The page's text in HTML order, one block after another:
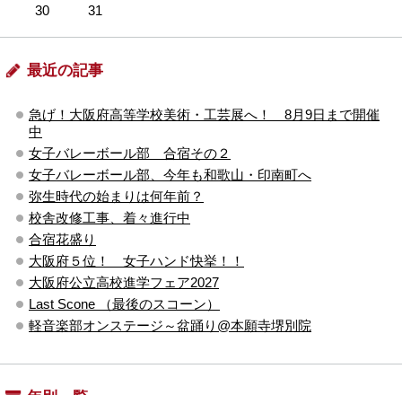
30
31
最近の記事
急げ！大阪府高等学校美術・工芸展へ！ 8月9日まで開催
中
女子バレーボール部 合宿その２
女子バレーボール部、今年も和歌山・印南町へ
弥生時代の始まりは何年前？
校舎改修工事、着々進行中
合宿花盛り
大阪府５位！ 女子ハンド快挙！！
大阪府公立高校進学フェア2027
Last Scone （最後のスコーン）
軽音楽部オンステージ～盆踊り@本願寺堺別院